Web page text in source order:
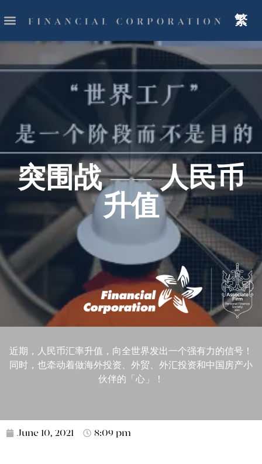
繁
突围战 —— 人民币
升值
近期，人民币汇率升值，向全世界发出一个强有力的信号！
同时，也牵动着做海外投资、外贸、外汇投资和中国房产小
伙伴的「心」！
June 10, 2021 8:09 pm